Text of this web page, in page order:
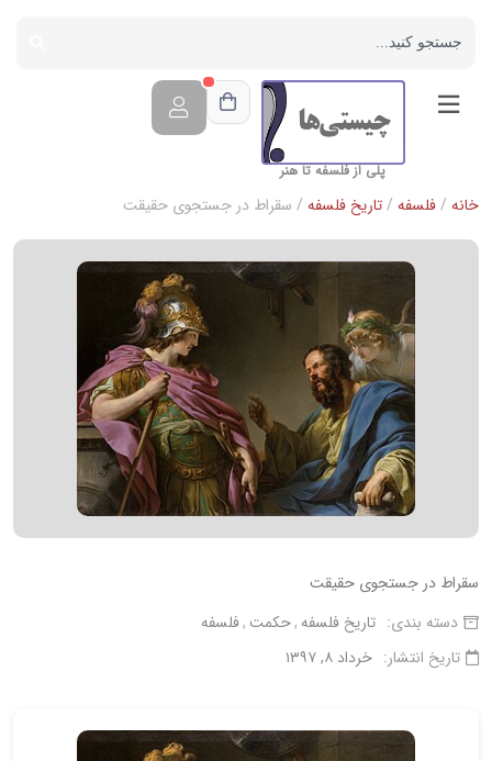
پلی از فلسفه تا هنر
خانه /فلسفه /تاریخ فلسفه / سقراط در جست‏جوى حقيقت
سقراط در جست‏جوى حقيقت
دسته بندی: تاریخ فلسفه حکمت فلسفه
تاریخ انتشار: خرداد ۸, ۱۳۹۷